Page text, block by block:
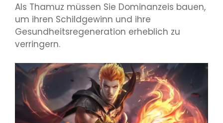
Als Thamuz müssen Sie Dominanzeis bauen,
um ihren Schildgewinn und ihre
Gesundheitsregeneration erheblich zu
verringern.